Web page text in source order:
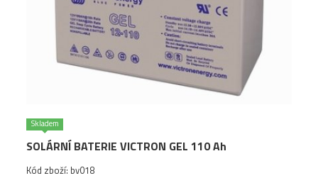
Skladem
SOLÁRNÍ BATERIE VICTRON GEL 110 Ah
Kód zboží: bv018